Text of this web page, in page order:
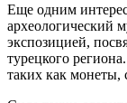
Еще одним
археологический
экспозицией,
турецкого
таких как монеты,